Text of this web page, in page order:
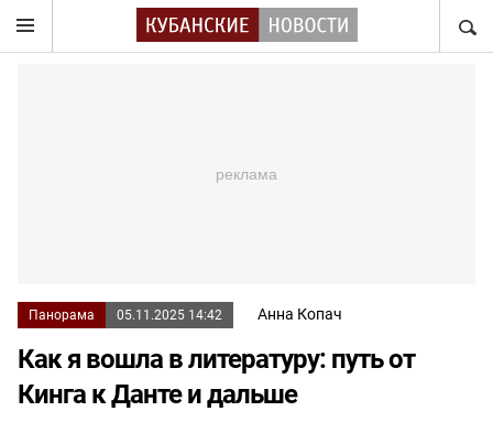
Панорама 05.11.2025 14:42 Анна Копач
Как я вошла в литературу: путь от
Кинга к Данте и дальше